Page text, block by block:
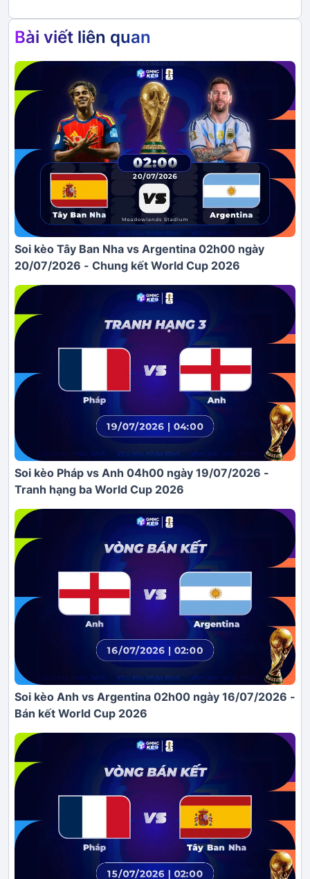
Bài viết liên quan
Soi kèo Tây Ban Nha vs Argentina 02h00 ngày
20/07/2026 - Chung kết World Cup 2026
Soi kèo Pháp vs Anh 04h00 ngày 19/07/2026 -
Tranh hạng ba World Cup 2026
Soi kèo Anh vs Argentina 02h00 ngày 16/07/2026 -
Bán kết World Cup 2026